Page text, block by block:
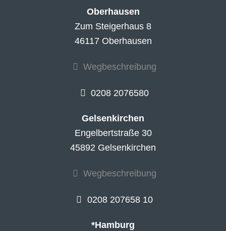
Oberhausen
Zum Steigerhaus 8
46117 Oberhausen
Wegbeschreibung
0208 2076580
Gelsenkirchen
Engelbertstraße 30
45892 Gelsenkirchen
Wegbeschreibung
0208 207658 10
*Hamburg